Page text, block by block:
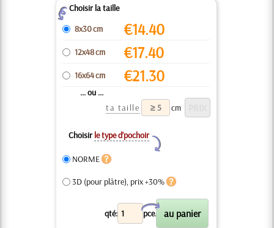
ZChoisir la taille
8x30 cm
€14.40
12x48 cm €17.40
16x64 cm €21.30
... ou ...
ta taille
cm
Choisir le type d’pochoir
Y
NORME
3D (pour plâtre), prix +30%
qté: pce.
X